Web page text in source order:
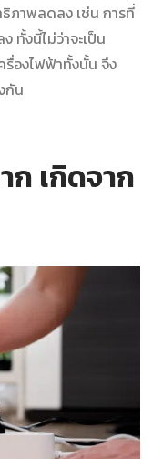
ภาพลดลง เช่น การที่
ทั้งนี้ไม่ว่าจะเป็น
องไฟฟ้าทั้งนั้น จึง
กัน
ก เกิดจาก